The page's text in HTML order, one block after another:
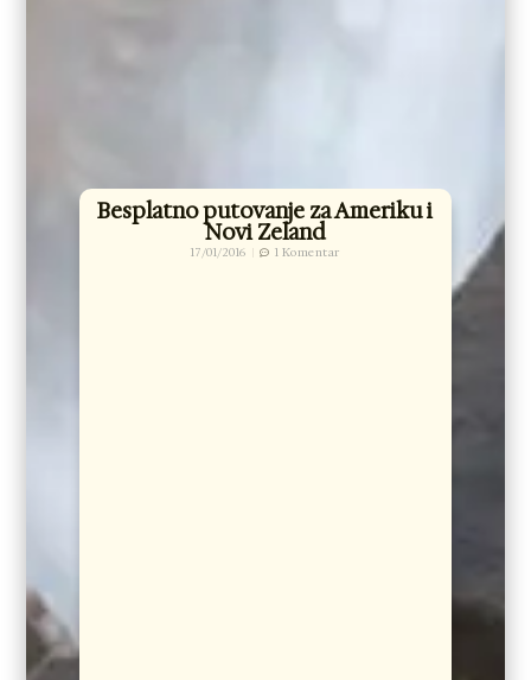
Besplatno putovanje za Ameriku i
Novi Zeland
17/01/2016 1 Komentar